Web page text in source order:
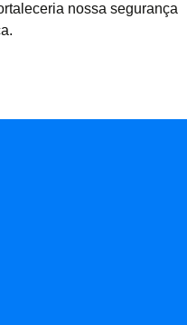
nossa segurança